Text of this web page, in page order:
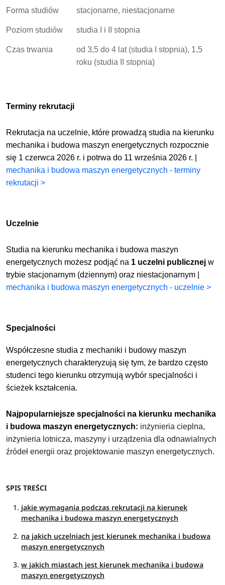
Forma studiów stacjonarne, niestacjonarne
Poziom studiów studia I i II stopnia
Czas trwania
od 3,5 do 4 lat (studia I stopnia), 1,5
roku (studia II stopnia)
Terminy rekrutacji
Rekrutacja na uczelnie, które prowadzą studia na kierunku
mechanika i budowa maszyn energetycznych rozpocznie
się 1 czerwca 2026 r. i potrwa do 11 września 2026 r. |
mechanika i budowa maszyn energetycznych - terminy
rekrutacji >
Uczelnie
Studia na kierunku mechanika i budowa maszyn
energetycznych możesz podjąć na 1 uczelni publicznej w
trybie stacjonarnym (dziennym) oraz niestacjonarnym |
mechanika i budowa maszyn energetycznych - uczelnie >
Specjalności
Współczesne studia z mechaniki i budowy maszyn
energetycznychcharakteryzują się tym, że bardzo często
studenci tego kierunku otrzymują wybór specjalności i
ścieżek kształcenia.
Najpopularniejsze specjalności na kierunku mechanika
i budowa maszyn energetycznych: inżynieria cieplna,
inżynieria lotnicza, maszyny i urządzenia dla odnawialnych
źródeł energii oraz projektowanie maszyn energetycznych.
SPIS TREŚCI
jakie wymagania podczas rekrutacji na kierunek
mechanika i budowa maszyn energetycznych
na jakich uczelniach jest kierunek mechanika i budowa
maszyn energetycznych
w jakich miastach jest kierunek mechanika i budowa
maszyn energetycznych